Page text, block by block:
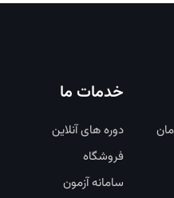
خدمات ما
دوره های آنلاین
فروشگاه
سامانه آزمون